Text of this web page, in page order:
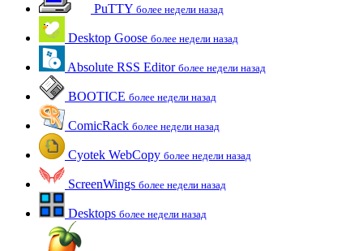
PuTTY более недели назад
Desktop Goose более недели назад
Absolute RSS Editor более недели назад
BOOTICE более недели назад
ComicRack более недели назад
Cyotek WebCopy более недели назад
ScreenWings более недели назад
Desktops более недели назад